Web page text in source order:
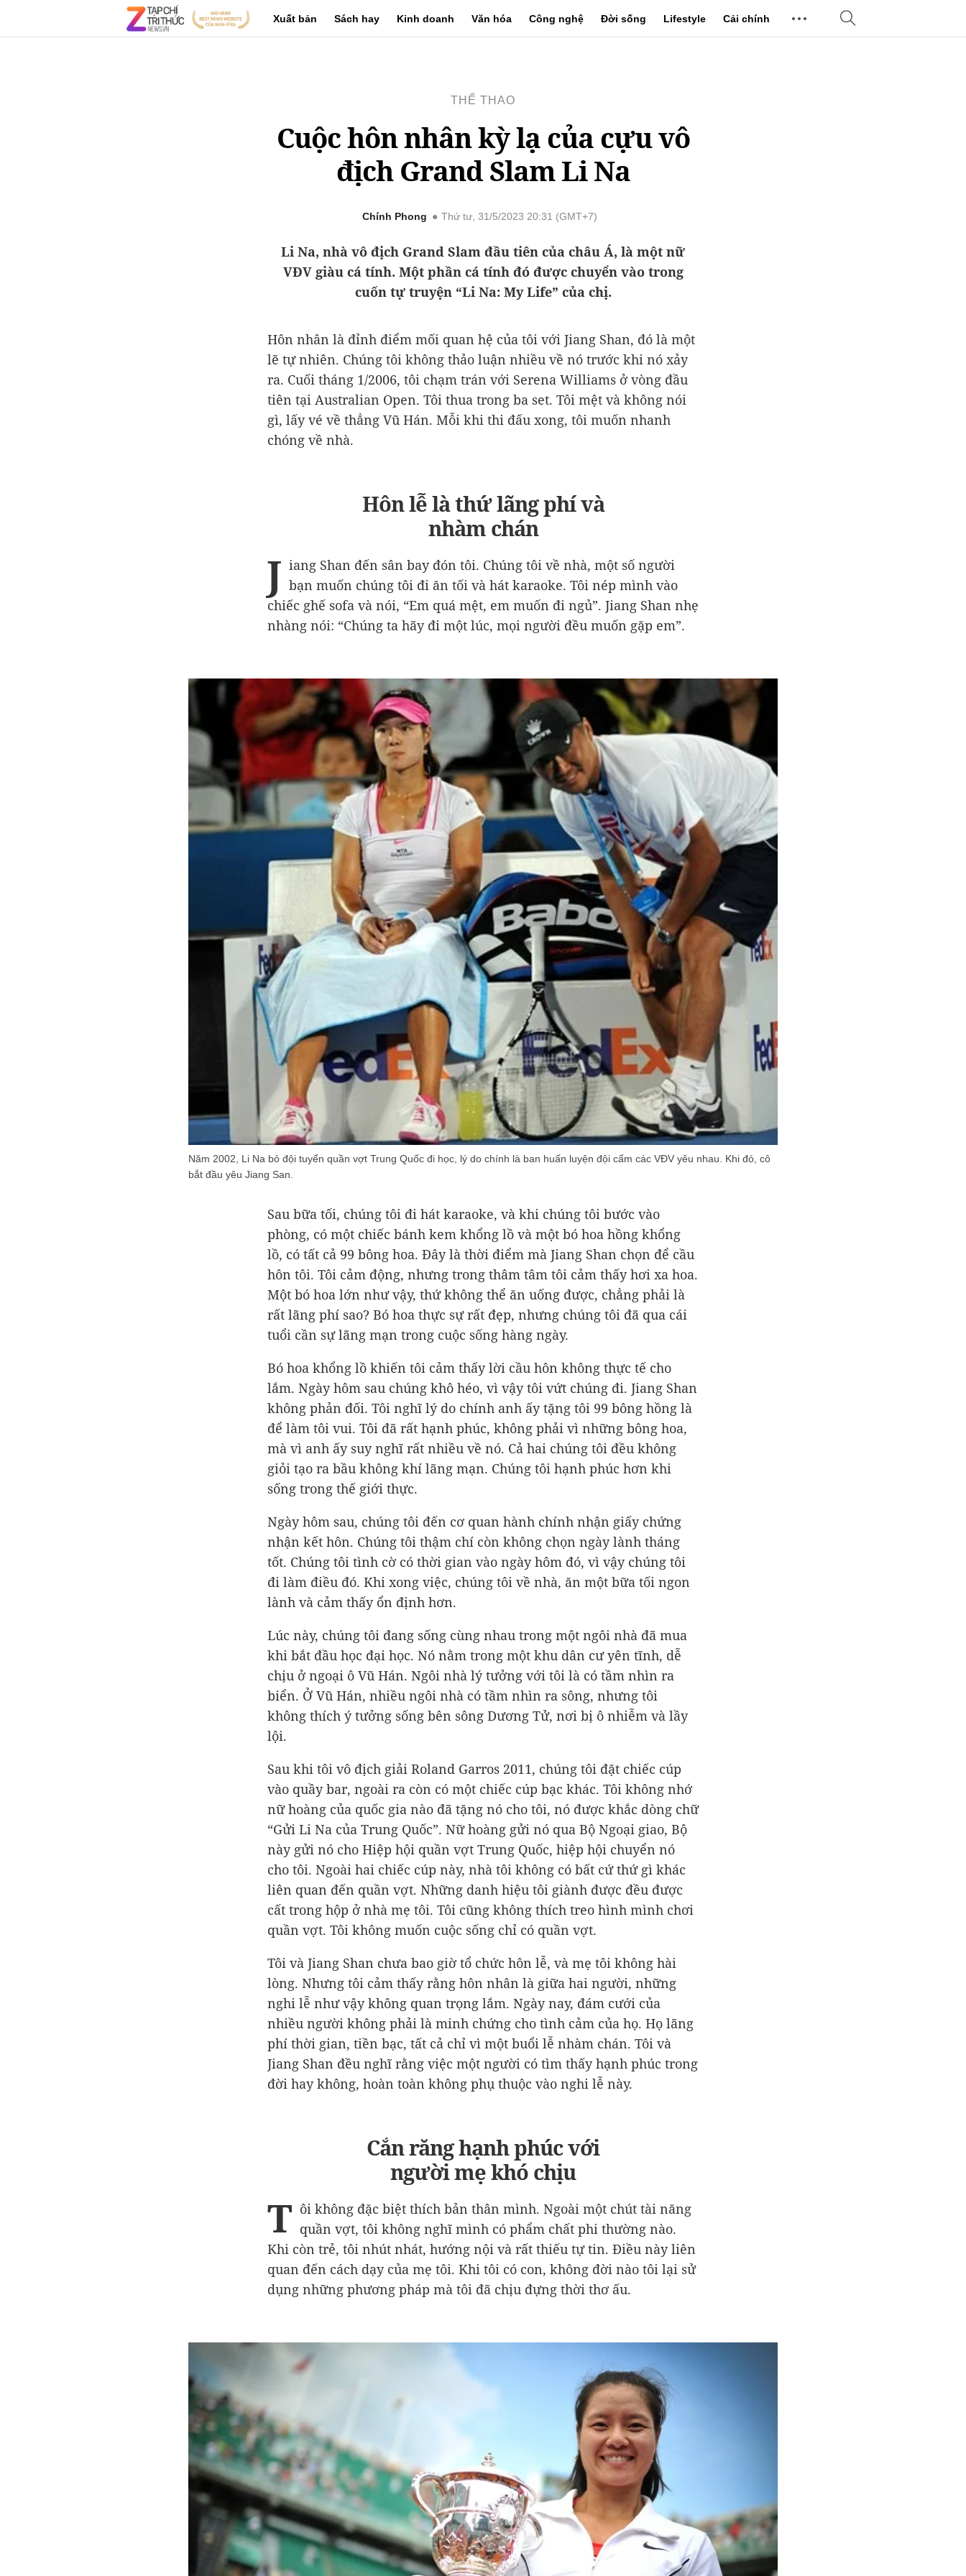
Xuất bản Sách hay Kinh doanh Văn hóa Công nghệ Đời sống Lifestyle Cải chính
THỂ THAO
Cuộc hôn nhân kỳ lạ của cựu vô
địch Grand Slam Li Na
Chính Phong Thứ tư, 31/5/2023 20:31 (GMT+7)
Li Na, nhà vô địch Grand Slam đầu tiên của châu Á, là một nữ
VĐV giàu cá tính. Một phần cá tính đó được chuyển vào trong
cuốn tự truyện “Li Na: My Life” của chị.
Hôn nhân là đỉnh điểm mối quan hệ của tôi với Jiang Shan, đó là một
lẽ tự nhiên. Chúng tôi không thảo luận nhiều về nó trước khi nó xảy
ra. Cuối tháng 1/2006, tôi chạm trán với Serena Williams ở vòng đầu
tiên tại Australian Open. Tôi thua trong ba set. Tôi mệt và không nói
gì, lấy vé về thẳng Vũ Hán. Mỗi khi thi đấu xong, tôi muốn nhanh
chóng về nhà.
Hôn lễ là thứ lãng phí và
nhàm chán
J iang Shan đến sân bay đón tôi. Chúng tôi về nhà, một số người
bạn muốn chúng tôi đi ăn tối và hát karaoke. Tôi nép mình vào
chiếc ghế sofa và nói, “Em quá mệt, em muốn đi ngủ”. Jiang Shan nhẹ
nhàng nói: “Chúng ta hãy đi một lúc, mọi người đều muốn gặp em”.
Năm 2002, Li Na bỏ đội tuyển quần vợt Trung Quốc đi học, lý do chính là ban huấn luyện đội cấm các VĐV yêu nhau. Khi đó, cô
bắt đầu yêu Jiang San.
Sau bữa tối, chúng tôi đi hát karaoke, và khi chúng tôi bước vào
phòng, có một chiếc bánh kem khổng lồ và một bó hoa hồng khổng
lồ, có tất cả 99 bông hoa. Đây là thời điểm mà Jiang Shan chọn để cầu
hôn tôi. Tôi cảm động, nhưng trong thâm tâm tôi cảm thấy hơi xa hoa.
Một bó hoa lớn như vậy, thứ không thể ăn uống được, chẳng phải là
rất lãng phí sao? Bó hoa thực sự rất đẹp, nhưng chúng tôi đã qua cái
tuổi cần sự lãng mạn trong cuộc sống hàng ngày.
Bó hoa khổng lồ khiến tôi cảm thấy lời cầu hôn không thực tế cho
lắm. Ngày hôm sau chúng khô héo, vì vậy tôi vứt chúng đi. Jiang Shan
không phản đối. Tôi nghĩ lý do chính anh ấy tặng tôi 99 bông hồng là
để làm tôi vui. Tôi đã rất hạnh phúc, không phải vì những bông hoa,
mà vì anh ấy suy nghĩ rất nhiều về nó. Cả hai chúng tôi đều không
giỏi tạo ra bầu không khí lãng mạn. Chúng tôi hạnh phúc hơn khi
sống trong thế giới thực.
Ngày hôm sau, chúng tôi đến cơ quan hành chính nhận giấy chứng
nhận kết hôn. Chúng tôi thậm chí còn không chọn ngày lành tháng
tốt. Chúng tôi tình cờ có thời gian vào ngày hôm đó, vì vậy chúng tôi
đi làm điều đó. Khi xong việc, chúng tôi về nhà, ăn một bữa tối ngon
lành và cảm thấy ổn định hơn.
Lúc này, chúng tôi đang sống cùng nhau trong một ngôi nhà đã mua
khi bắt đầu học đại học. Nó nằm trong một khu dân cư yên tĩnh, dễ
chịu ở ngoại ô Vũ Hán. Ngôi nhà lý tưởng với tôi là có tầm nhìn ra
biển. Ở Vũ Hán, nhiều ngôi nhà có tầm nhìn ra sông, nhưng tôi
không thích ý tưởng sống bên sông Dương Tử, nơi bị ô nhiễm và lầy
lội.
Sau khi tôi vô địch giải Roland Garros 2011, chúng tôi đặt chiếc cúp
vào quầy bar, ngoài ra còn có một chiếc cúp bạc khác. Tôi không nhớ
nữ hoàng của quốc gia nào đã tặng nó cho tôi, nó được khắc dòng chữ
“Gửi Li Na của Trung Quốc”. Nữ hoàng gửi nó qua Bộ Ngoại giao, Bộ
này gửi nó cho Hiệp hội quần vợt Trung Quốc, hiệp hội chuyển nó
cho tôi. Ngoài hai chiếc cúp này, nhà tôi không có bất cứ thứ gì khác
liên quan đến quần vợt. Những danh hiệu tôi giành được đều được
cất trong hộp ở nhà mẹ tôi. Tôi cũng không thích treo hình mình chơi
quần vợt. Tôi không muốn cuộc sống chỉ có quần vợt.
Tôi và Jiang Shan chưa bao giờ tổ chức hôn lễ, và mẹ tôi không hài
lòng. Nhưng tôi cảm thấy rằng hôn nhân là giữa hai người, những
nghi lễ như vậy không quan trọng lắm. Ngày nay, đám cưới của
nhiều người không phải là minh chứng cho tình cảm của họ. Họ lãng
phí thời gian, tiền bạc, tất cả chỉ vì một buổi lễ nhàm chán. Tôi và
Jiang Shan đều nghĩ rằng việc một người có tìm thấy hạnh phúc trong
đời hay không, hoàn toàn không phụ thuộc vào nghi lễ này.
Cắn răng hạnh phúc với
người mẹ khó chịu
T ôi không đặc biệt thích bản thân mình. Ngoài một chút tài năng
quần vợt, tôi không nghĩ mình có phẩm chất phi thường nào.
Khi còn trẻ, tôi nhút nhát, hướng nội và rất thiếu tự tin. Điều này liên
quan đến cách dạy của mẹ tôi. Khi tôi có con, không đời nào tôi lại sử
dụng những phương pháp mà tôi đã chịu đựng thời thơ ấu.